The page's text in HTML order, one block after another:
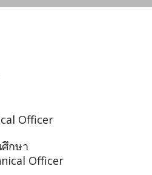
Officer
กษา
Officer